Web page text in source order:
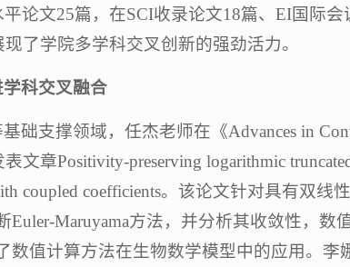
论文25篇，在SCI收录论文18篇、EI国际会
了学院多学科交叉创新的强劲活力。
科交叉融合
础支撑领域，任杰老师在《Advances in
文章Positivity-preserving logarithmic
coupled coefficients。该论文针对具有双线
Maruyama方法，并分析其收敛性，数
值计算方法在生物数学模型中的应用。李